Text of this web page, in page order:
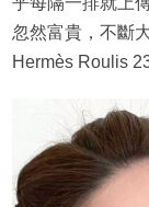
忽然富貴，不斷
Hermès Roulis